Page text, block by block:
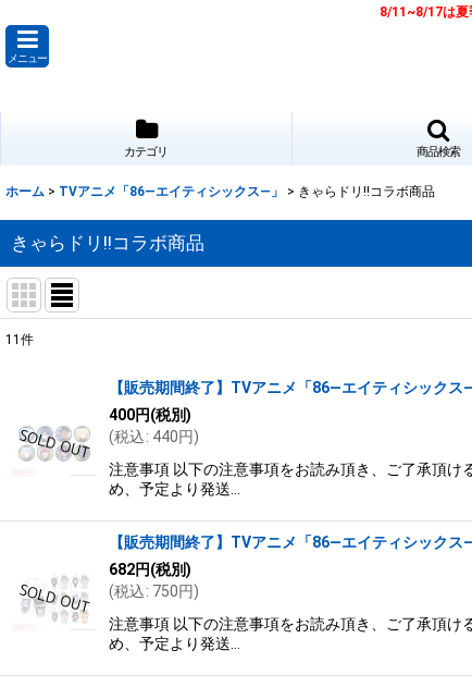
8/11~8/17は夏
メニュー
カテゴリ 商品検索
ホーム > TVアニメ「86―エイティシックス―」 > きゃらドリ!!コラボ商品
きゃらドリ!!コラボ商品
11 件
【販売期間終了】TVアニメ「86―エイティシック
400円(税別)
(税込: 440円)
注意事項 以下の注意事項をお読み頂き、ご了承頂
め、予定より発送…
【販売期間終了】TVアニメ「86―エイティシック
682円(税別)
(税込: 750円)
注意事項 以下の注意事項をお読み頂き、ご了承頂
め、予定より発送…